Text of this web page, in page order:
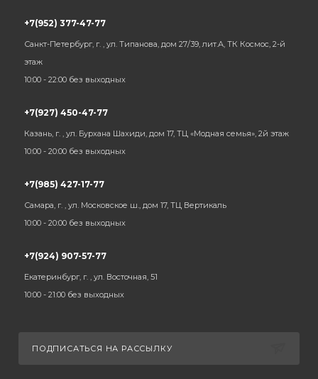
+7(952) 377-47-77
Санкт-Петербург, г. , ул. Типанова, дом 27/39, лит.А, ТК Космос, 2-й
этаж
10:00 - 22:00 без выходных
+7(927) 450-47-77
Казань, г. , ул. Бурхана Шахиди, дом 17, ТЦ «Модная семья», 2й этаж
10:00 - 20:00 без выходных
+7(985) 427-17-77
Самара, г. , ул. Московское ш., дом 17, ТЦ Вертикаль
10:00 - 20:00 без выходных
+7(924) 907-57-77
Екатеринбург, г. , ул. Восточная, 51
10:00 - 21:00 без выходных
ПОДПИСАТЬСЯ НА РАССЫЛКУ